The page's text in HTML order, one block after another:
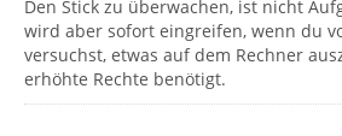
Den Stick zu überwachen, ist nicht
wird aber sofort eingreifen, wenn du
versuchst, etwas auf dem Rechner
erhöhte Rechte benötigt.